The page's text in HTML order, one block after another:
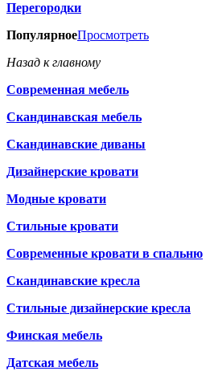
Перегородки
ПопулярноеПросмотреть
Назад к главному
Современная мебель
Скандинавская мебель
Скандинавские диваны
Дизайнерские кровати
Модные кровати
Стильные кровати
Современные кровати в спальню
Скандинавские кресла
Стильные дизайнерские кресла
Финская мебель
Датская мебель